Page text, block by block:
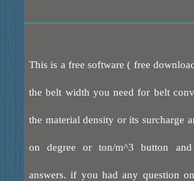
This is a free software ( free
the belt width you need for
the material density or its
on degree or ton/m^3
answers. if you had any